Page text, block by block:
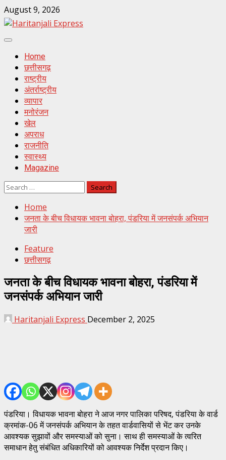
Skip
to
August 9, 2026
Primary
MenuHome
छत्तीसगढ़
राष्ट्रीय
अंतर्राष्ट्रीय
व्यापार
मनोरंजन
खेल
अपराध
राजनीति
स्वास्थ्य
Magazine
Search
Home
जनता के बीच विधायक भावना बोहरा, पंडरिया में जनसंपर्क अभियान
जारी
Feature
छत्तीसगढ़
जनता के बीच विधायक भावना बोहरा, पंडरिया में
जनसंपर्क अभियान जारी
Haritanjali Express December 2, 2025
पंडरिया। विधायक भावना बोहरा ने आज नगर पालिका परिषद, पंडरिया के वार्ड
क्रमांक-06 में जनसंपर्क अभियान के तहत वार्डवासियों से भेंट कर उनके
आवश्यक सुझावों और समस्याओं को सुना। साथ ही समस्याओं के त्वरित
समाधान हेतु संबंधित अधिकारियों को आवश्यक निर्देश प्रदान किए।